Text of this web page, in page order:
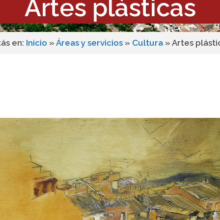
Artes plásticas
en: Inicio » Áreas y servicios » Cultura » Artes